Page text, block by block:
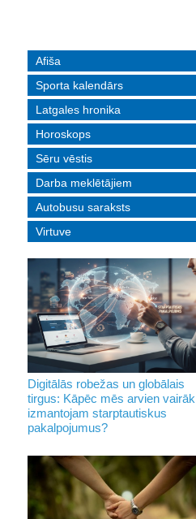
Afiša
Sporta kalendārs
Latgales hronika
Horoskops
Sēru vēstis
Darba meklētājiem
Autobusu saraksts
Virtuve
Digitālās robežas un globālais
tirgus: Kāpēc mēs arvien vairāk
izmantojam starptautiskus
pakalpojumus?